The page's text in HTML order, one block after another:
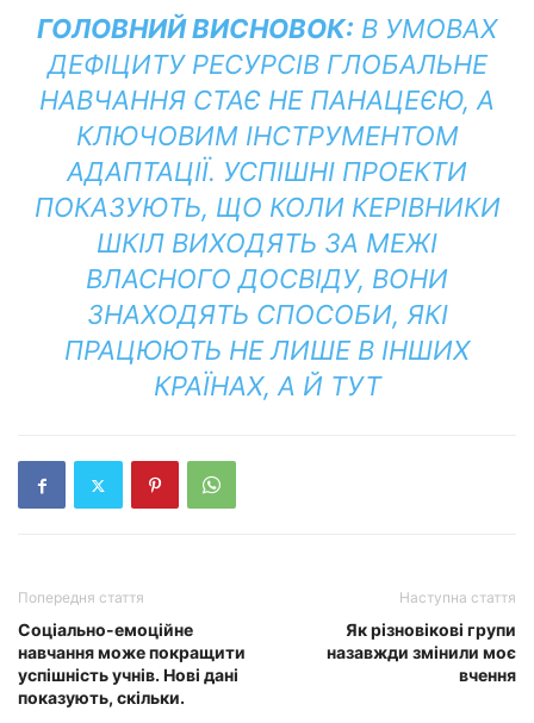
ГОЛОВНИЙ ВИСНОВОК: В УМОВАХ
ДЕФІЦИТУ РЕСУРСІВ ГЛОБАЛЬНЕ
НАВЧАННЯ СТАЄ НЕ ПАНАЦЕЄЮ, А
КЛЮЧОВИМ ІНСТРУМЕНТОМ
АДАПТАЦІЇ. УСПІШНІ ПРОЕКТИ
ПОКАЗУЮТЬ, ЩО КОЛИ КЕРІВНИКИ
ШКІЛ ВИХОДЯТЬ ЗА МЕЖІ
ВЛАСНОГО ДОСВІДУ, ВОНИ
ЗНАХОДЯТЬ СПОСОБИ, ЯКІ
ПРАЦЮЮТЬ НЕ ЛИШЕ В ІНШИХ
КРАЇНАХ, А Й ТУТ
Попередня стаття
Соціально-емоційне
навчання може покращити
успішність учнів. Нові дані
показують, скільки.
Наступна стаття
Як різновікові групи
назавжди змінили моє
вчення